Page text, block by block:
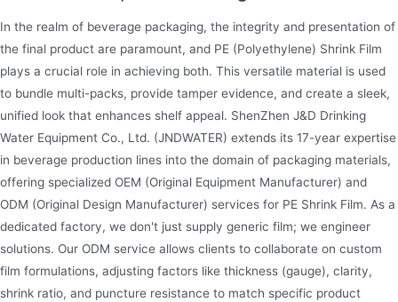
Pré-forma de garrafa de 5 galões
A JNDWATER fornece pré-formas para animais de
estimação feitas de materiais novos, podem
soprar: garrafas de água de 3 galões, 4 galões e 5
galões, 450g, 480g, 560g, 630g, 650g, 680g,
700g, 720g, 730g, 760g modelos estão
disponíveis
In the realm of beverage packaging, the integrity and presentation of
the final product are paramount, and PE (Polyethylene) Shrink Film
plays a crucial role in achieving both. This versatile material is used
to bundle multi-packs, provide tamper evidence, and create a sleek,
unified look that enhances shelf appeal. ShenZhen J&D Drinking
Water Equipment Co., Ltd. (JNDWATER) extends its 17-year expertise
in beverage production lines into the domain of packaging materials,
offering specialized OEM (Original Equipment Manufacturer) and
ODM (Original Design Manufacturer) services for PE Shrink Film. As a
dedicated factory, we don't just supply generic film; we engineer
solutions. Our ODM service allows clients to collaborate on custom
film formulations, adjusting factors like thickness (gauge), clarity,
shrink ratio, and puncture resistance to match specific product